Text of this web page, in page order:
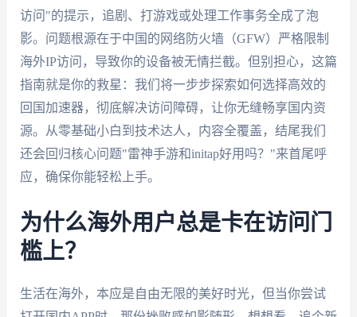
访问"的提示，追剧、打游戏或处理工作事务全成了泡
影。问题根源在于中国的网络防火墙（GFW）严格限制
海外IP访问，导致你的设备被无情拦截。但别担心，这篇
指南就是你的救星：我们将一步步探索如何选择高效的
回国加速器，彻底解决访问障碍，让你无缝畅享国内资
源。从零基础小白到技术达人，内容全覆盖，结尾我们
还会回归核心问题"雷神手游和initap好用吗？"来首尾呼
应，确保你能轻松上手。
为什么海外用户总是卡在访问门
槛上？
生活在海外，本应是自由无限的美好时光，但当你尝试